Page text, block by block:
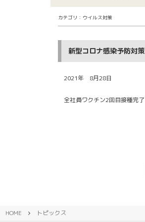
カテゴリ：ウイルス対策
新型コロナ感染予防対策
2021年 8月28日
全社員ワクチン2回目接種完了
HOME トピックス